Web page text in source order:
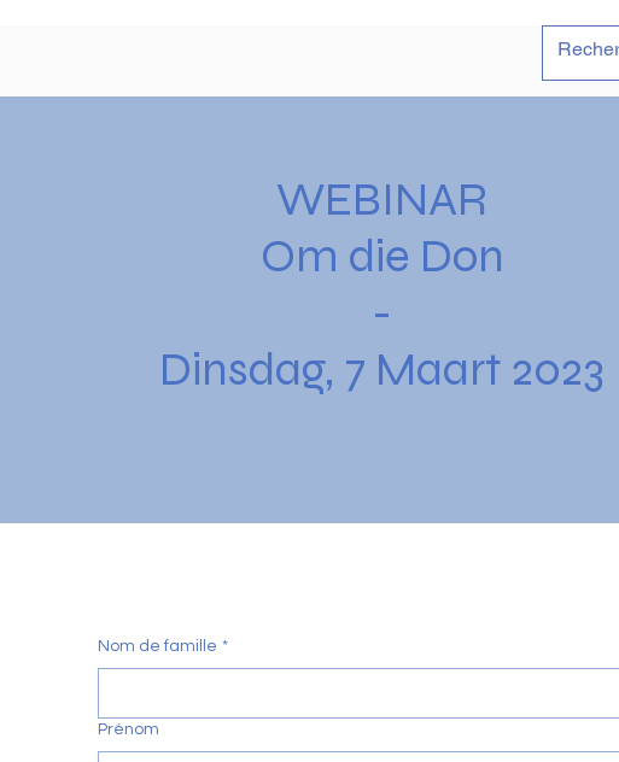
WEBINAR
Om die Don
-
Dinsdag, 7 Maart 2023
Nom de famille *
Prénom